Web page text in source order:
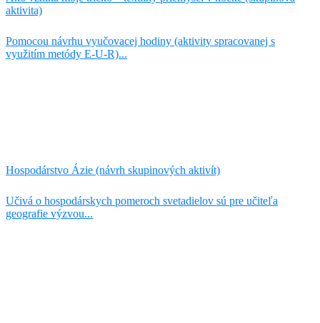
aktivita)
Pomocou návrhu vyučovacej hodiny (aktivity spracovanej s
využitím metódy E-U-R)...
Hospodárstvo Ázie (návrh skupinových aktivít)​
Učivá o hospodárskych pomeroch svetadielov sú pre učiteľa
geografie výzvou...